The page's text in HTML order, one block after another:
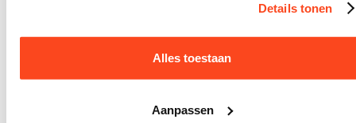
Details tonen
Alles toestaan
Aanpassen